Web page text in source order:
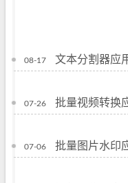
08-17 文本分割器应
07-26 批量视频转换
07-06 批量图片水印